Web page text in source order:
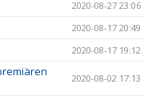
2020-08-27 23:06
2020-08-17 20:49
2020-08-17 19:12
2020-08-02 17:13